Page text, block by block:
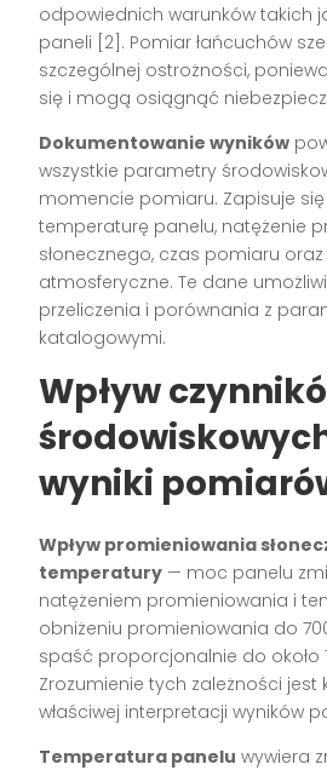
odpowiednich warunków takich
paneli [2]. Pomiar łańcuchów
szczególnej ostrożności,
się i mogą osiągnąć
Dokumentowanie wyników
wszystkie parametry
momencie pomiaru. Zapisuje
temperaturę panelu, natężenie
słonecznego, czas pomiaru oraz
atmosferyczne. Te dane
przeliczenia i porównania z
katalogowymi.
Wpływ
wyniki
Wpływ promieniowania
temperatury — moc panelu
natężeniem promieniowania i
obniżeniu promieniowania do
spaść proporcjonalnie do około
Zrozumienie tych zależności jest
właściwej interpretacji wyników
Temperatura panelu wywiera